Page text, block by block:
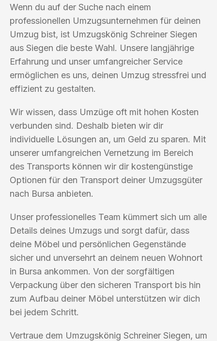
Wenn du auf der Suche nach einem
professionellen Umzugsunternehmen für deinen
Umzug bist, ist Umzugskönig Schreiner Siegen
aus Siegen die beste Wahl. Unsere langjährige
Erfahrung und unser umfangreicher Service
ermöglichen es uns, deinen Umzug stressfrei und
effizient zu gestalten.
Wir wissen, dass Umzüge oft mit hohen Kosten
verbunden sind. Deshalb bieten wir dir
individuelle Lösungen an, um Geld zu sparen. Mit
unserer umfangreichen Vernetzung im Bereich
des Transports können wir dir kostengünstige
Optionen für den Transport deiner Umzugsgüter
nach Bursa anbieten.
Unser professionelles Team kümmert sich um alle
Details deines Umzugs und sorgt dafür, dass
deine Möbel und persönlichen Gegenstände
sicher und unversehrt an deinem neuen Wohnort
in Bursa ankommen. Von der sorgfältigen
Verpackung über den sicheren Transport bis hin
zum Aufbau deiner Möbel unterstützen wir dich
bei jedem Schritt.
Vertraue dem Umzugskönig Schreiner Siegen, um